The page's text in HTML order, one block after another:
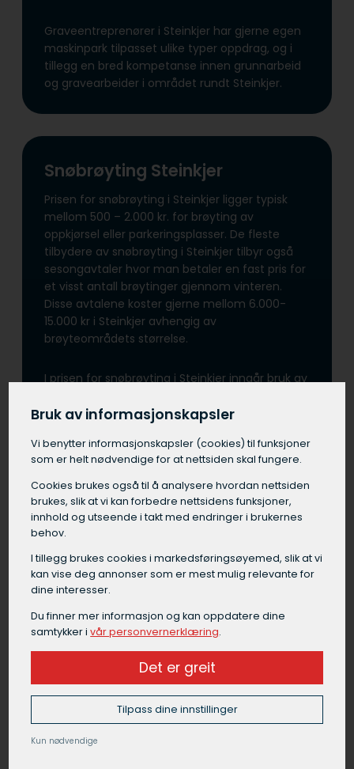
Graveentreprenører i Steinkjer har gjerne egen
maskinpark tilpasset ulike typer oppdrag, og i
tillegg en bred kompetanse innen grunnarbeid
og gravearbeider i området rundt Steinkjer.
Snøbrøyting Steinkjer
Prisen for snøbrøyting i Steinkjer ligger typisk
mellom 500 – 2.000 kr. for brøyting av
oppkjørsel eller parkeringsplasser. De fleste
tilbydere av snøbrøyting i Steinkjer tilbyr også
sesongavtaler hvor man betaler en fast pris for
et visst antall brøytinger gjennom vinteren.
Disse avtalene koster gjerne mellom 6.000-
15.000 kr i Steinkjer avhengig av
brøyteområdets størrelse.
I prisen for snøbrøyting i Steinkjer inngår bruk av
evt. bortkjøring av snømasser ved behov. Tillegg
forekomme ved brøyting på nattestid eller i
helger.
Grunnarbeid Steinkjer
Grunnarbeid i Steinkjer er en samlebetegnelse
selve byggingen kan starte. Grunnarbeid i
Steinkjer omfatter blant annet forundersøkelser
av grunnen, graving av byggegrop, drenering
rundt fundament, isolering under gulv,
masseutskifting, etablering av fundament og
komprimering av masser.
Et godt grunnarbeid i Steinkjer legger et viktig
Bruk av informasjonskapsler
Vi benytter informasjons­kapsler (cookies) til funksjoner
som er helt nødvendige for at nettsiden skal fungere.
Cookies brukes også til å analysere hvordan nettsiden
brukes, slik at vi kan forbedre nettsidens funksjoner,
innhold og utseende i takt med endringer i brukernes
behov.
I tillegg brukes cookies i markedsførings­øyemed, slik at vi
kan vise deg annonser som er mest mulig relevante for
dine interesser.
Du finner mer informasjon og kan oppdatere dine
samtykker ivår personvernerklæring.
Det er greit
Tilpass dine innstillinger
Kun nødvendige